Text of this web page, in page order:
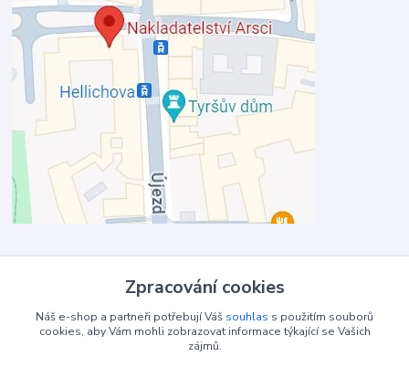
Zákaznická podpora Arsci.cz
+420 251 510 840
Zpracování cookies
Náš e-shop a partneři potřebují Váš souhlas s použitím souborů
cookies, aby Vám mohli zobrazovat informace týkající se Vašich
zájmů.